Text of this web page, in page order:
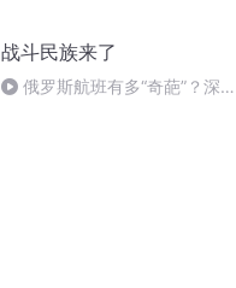
战斗民族来了
俄罗斯航班有多“奇葩”？深八